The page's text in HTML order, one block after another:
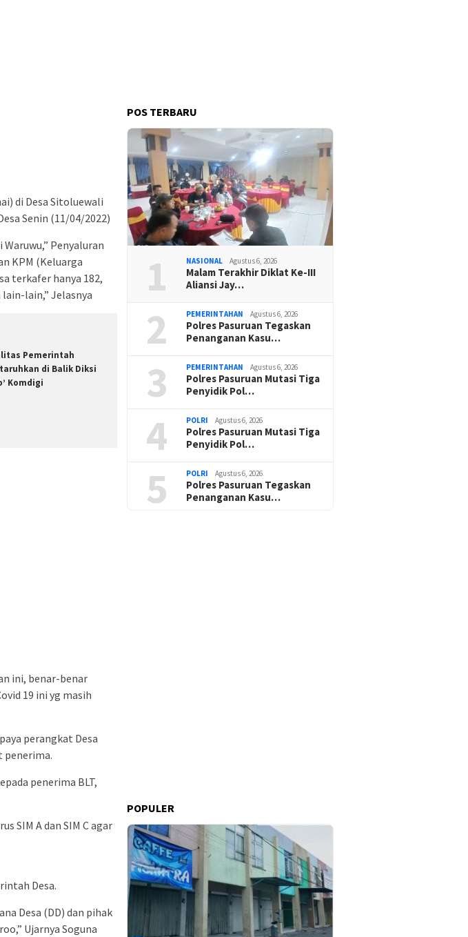
di Desa Sitoluewali
Senin (11/04/2022)
Penyaluran
KPM (Keluarga
terkafer hanya 182,
lain,” Jelasnya
Pemerintah
di Balik Diksi
Komdigi
ini, benar-benar
19 ini yg masih
perangkat Desa
penerima.
penerima BLT,
SIM A dan SIM C agar
Desa.
Desa (DD) dan pihak
Ujarnya Soguna
POS TERBARU
1 NASIONAL Agustus 6, 2026
Malam Terakhir Diklat Ke-III
Aliansi Jay…
2 PEMERINTAHAN Agustus 6, 2026
Polres Pasuruan Tegaskan
Penanganan Kasu…
3 PEMERINTAHAN Agustus 6, 2026
Polres Pasuruan Mutasi Tiga
Penyidik Pol…
4 POLRI Agustus 6, 2026
Polres Pasuruan Mutasi Tiga
Penyidik Pol…
5 POLRI Agustus 6, 2026
Polres Pasuruan Tegaskan
Penanganan Kasu…
POPULER